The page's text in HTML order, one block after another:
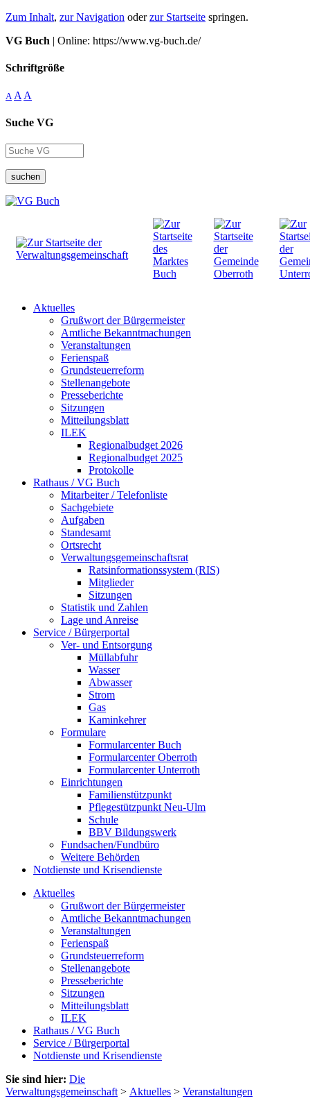
Zum Inhalt, zur Navigation oderzur Startseite springen.
VG Buch | Online: https://www.vg-buch.de/
Schriftgröße
A A A
Suche VG
suchen
Aktuelles
Grußwort der Bürgermeister
Amtliche Bekanntmachungen
Veranstaltungen
Ferienspaß
Grundsteuerreform
Stellenangebote
Presseberichte
Sitzungen
Mitteilungsblatt
ILEK
Regionalbudget 2026
Regionalbudget 2025
Protokolle
Rathaus / VG Buch
Mitarbeiter / Telefonliste
Sachgebiete
Aufgaben
Standesamt
Ortsrecht
Verwaltungsgemeinschaftsrat
Ratsinformationssystem (RIS)
Mitglieder
Sitzungen
Statistik und Zahlen
Lage und Anreise
Service / Bürgerportal
Ver- und Entsorgung
Müllabfuhr
Wasser
Abwasser
Strom
Gas
Kaminkehrer
Formulare
Formularcenter Buch
Formularcenter Oberroth
Formularcenter Unterroth
Einrichtungen
Familienstützpunkt
Pflegestützpunkt Neu-Ulm
Schule
BBV Bildungswerk
Fundsachen/Fundbüro
Weitere Behörden
Notdienste und Krisendienste
Aktuelles
Grußwort der Bürgermeister
Amtliche Bekanntmachungen
Veranstaltungen
Ferienspaß
Grundsteuerreform
Stellenangebote
Presseberichte
Sitzungen
Mitteilungsblatt
ILEK
Rathaus / VG Buch
Service / Bürgerportal
Notdienste und Krisendienste
Sie sind hier: Die
Verwaltungsgemeinschaft > Aktuelles > Veranstaltungen